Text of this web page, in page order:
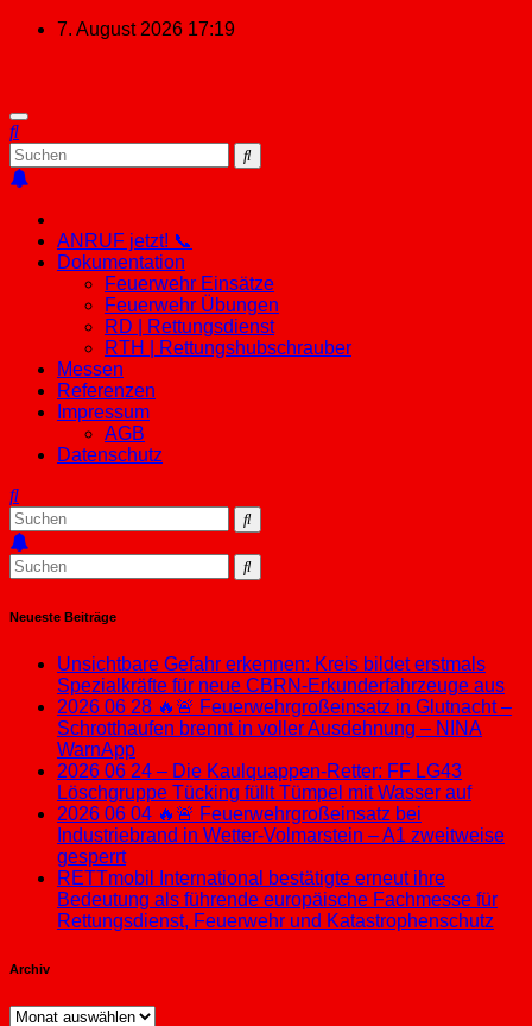
Zum
7. August 2026 17:19
ANRUF jetzt! 📞
Dokumentation
Feuerwehr Einsätze
Feuerwehr Übungen
RD | Rettungsdienst
RTH | Rettungshubschrauber
Messen
Referenzen
Impressum
AGB
Datenschutz
Neueste Beiträge
Unsichtbare Gefahr erkennen: Kreis bildet erstmals
Spezialkräfte für neue CBRN-Erkunderfahrzeuge aus
2026 06 28 🔥🚨 Feuerwehrgroßeinsatz in Glutnacht –
Schrotthaufen brennt in voller Ausdehnung – NINA
WarnApp
2026 06 24 – Die Kaulquappen-Retter: FF LG43
Löschgruppe Tücking füllt Tümpel mit Wasser auf
2026 06 04 🔥🚨 Feuerwehrgroßeinsatz bei
Industriebrand in Wetter-Volmarstein – A1 zweitweise
gesperrt
RETTmobil International bestätigte erneut ihre
Bedeutung als führende europäische Fachmesse für
Rettungsdienst, Feuerwehr und Katastrophenschutz
Archiv
Archiv